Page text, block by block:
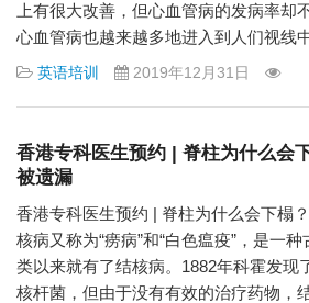
上有很大改善，但心血管病的发病率却
心血管病也越来越多地进入到人们视线
英语培训 2019年12月31日
香港专科医生预约 | 脊柱为什么会
被遗漏
香港专科医生预约 | 脊柱为什么会下榻
核病又称为“痨病”和“白色瘟疫”，是一
类以来就有了结核病。1882年科霍发现
核杆菌，但由于没有有效的治疗药物，